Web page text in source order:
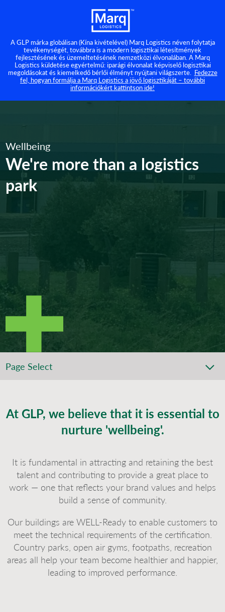
A GLP márka globálisan (Kína kivételével) Marq Logistics néven folytatja
tevékenységét, továbbra is a modern logisztikai létesítmények
fejlesztésének és üzemeltetésének nemzetközi élvonalában. A Marq
Logistics küldetése egyértelmű: iparági élvonalat képviselő logisztikai
megoldásokat és kiemelkedő bérlői élményt nyújtani világszerte. Fedezze
fel, hogyan formálja a Marq Logistics a jövő logisztikáját – további
információkért kattintson ide!
Wellbeing
We're more than a logistics
park
Page Select
At GLP, we believe that it is essential to
nurture 'wellbeing'.
It is fundamental in attracting and retaining the best
talent and contributing to provide a great place to
work — one that reflects your brand values and helps
build a sense of community.
Our buildings are WELL-Ready to enable customers to
meet the technical requirements of the certification.
Country parks, open air gyms, footpaths, recreation
areas all help your team become healthier and happier,
leading to improved performance.